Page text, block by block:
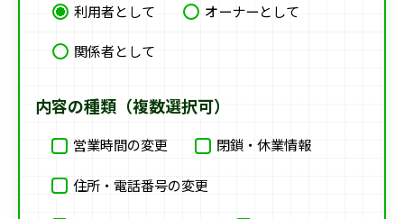
利用者として
オーナーとして
関係者として
内容の種類（複数選択可）
営業時間の変更 閉鎖・休業情報
住所・電話番号の変更